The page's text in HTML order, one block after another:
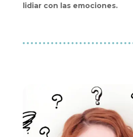
lidiar con las emociones.